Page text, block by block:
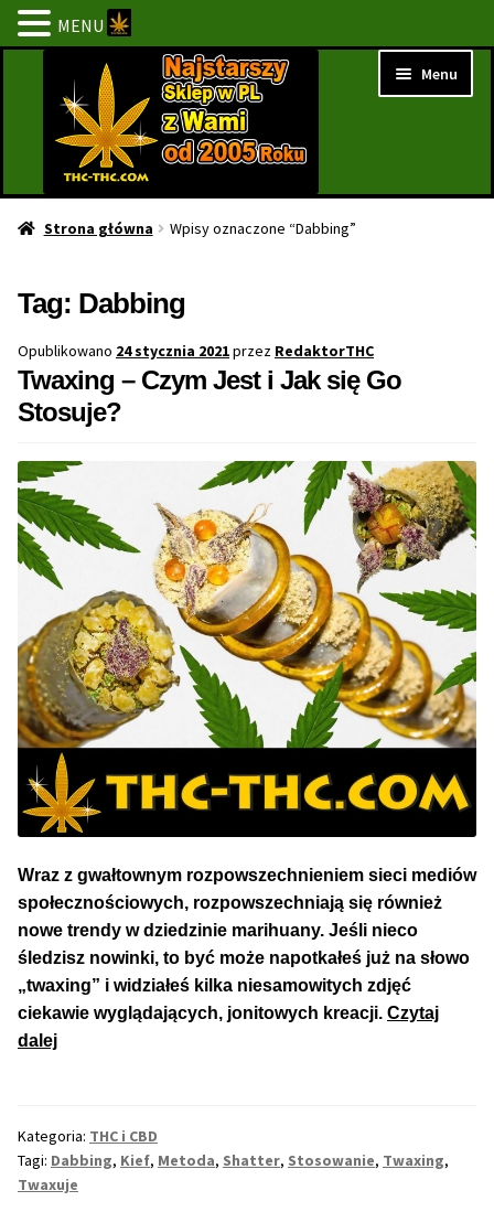
nawigacji
treści
Menu
Strona Główna
NOWOŚCI
PROMOCJE
PROMOCJE 1+1
NAJLEPSZE OKAZJE
PROMOCJA TYGODNIA
Dla Początkujących
Indoor w Domu
Outdoor na Dworze
Półautomaty Outdoor
Automaty XXL
Pełnosezonowe XXL
Szybkie Automaty
Max THC 21% i Więcej
Medyczne Odmiany
Strona główna Wpisy oznaczone “Dabbing”
Tag: Dabbing
Opublikowano 24 stycznia 2021przez RedaktorTHC
Twaxing – Czym Jest i Jak się Go
Stosuje?
Wraz z gwałtownym rozpowszechnieniem sieci mediów
społecznościowych, rozpowszechniają się również
nowe trendy w dziedzinie marihuany. Jeśli nieco
śledzisz nowinki, to być może napotkałeś już na słowo
„twaxing” i widziałeś kilka niesamowitych zdjęć
ciekawie wyglądających, jonitowych kreacji. Czytaj
dalejTwaxing
Jak
Kategoria: THC i CBD
Tagi: Dabbing, Kief, Metoda, Shatter, Stosowanie, Twaxing,
Twaxuje
MENU